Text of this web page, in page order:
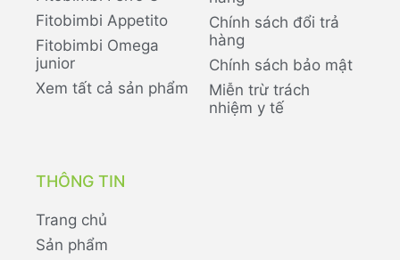
Fitobimbi Appetito
Fitobimbi Omega
junior
Xem tất cả sản phẩm
Chính sách đổi trả
hàng
Chính sách bảo mật
Miễn trừ trách
nhiệm y tế
THÔNG TIN
Trang chủ
Sản phẩm